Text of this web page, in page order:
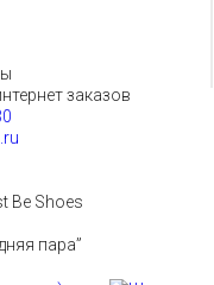
заказов
Be Shoes
пара”